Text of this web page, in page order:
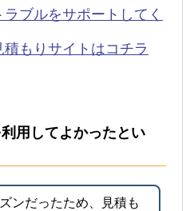
ブルをサポートしてく
もりサイトはコチラ
用してよかったとい
ンだったため、見積も